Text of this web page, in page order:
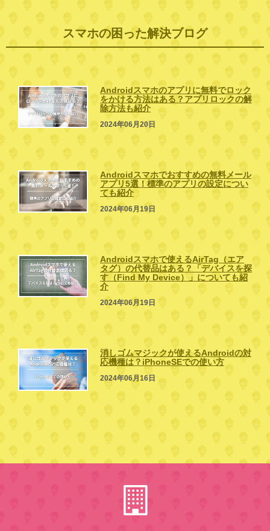
スマホの困った解決ブログ
Androidスマホのアプリに無料でロック
をかける方法はある？アプリロックの解
除方法も紹介
2024年06月20日
Androidスマホでおすすめの無料メール
アプリ5選！標準のアプリの設定につい
ても紹介
2024年06月19日
Androidスマホで使えるAirTag（エア
タグ）の代替品はある？「デバイスを探
す（Find My Device）」についても紹
介
2024年06月19日
消しゴムマジックが使えるAndroidの対
応機種は？iPhoneSEでの使い方
2024年06月16日